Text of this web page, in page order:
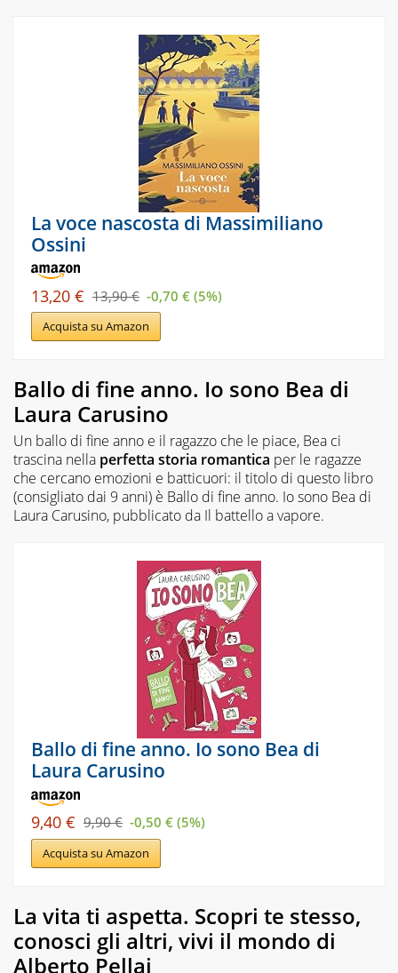
La voce nascosta di Massimiliano
Ossini
13,20 € 13,90 € -0,70 € (5%)
Acquista su Amazon
Ballo di fine anno. Io sono Bea di
Laura Carusino
Un ballo di fine anno e il ragazzo che le piace, Bea ci
trascina nella perfetta storia romantica per le ragazze
che cercano emozioni e batticuori: il titolo di questo libro
(consigliato dai 9 anni) è Ballo di fine anno. Io sono Bea di
Laura Carusino, pubblicato da Il battello a vapore.
Ballo di fine anno. Io sono Bea di
Laura Carusino
9,40 € 9,90 € -0,50 € (5%)
Acquista su Amazon
La vita ti aspetta. Scopri te stesso,
conosci gli altri, vivi il mondo di
Alberto Pellai